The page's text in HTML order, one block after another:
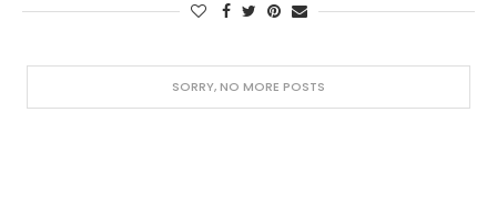
SORRY, NO MORE POSTS